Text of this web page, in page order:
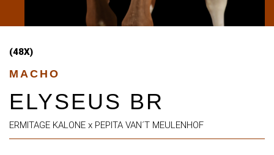
(48X)
MACHO
ELYSEUS BR
ERMITAGE KALONE x PEPITA VAN´T MEULENHOF